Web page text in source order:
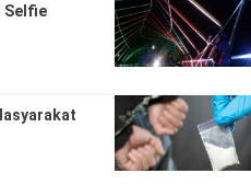
Selfie